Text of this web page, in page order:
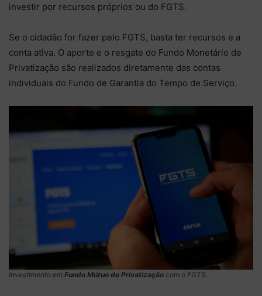
investir por recursos próprios ou do FGTS.
Se o cidadão for fazer pelo FGTS, basta ter recursos e a
conta ativa. O aporte e o resgate do Fundo Monetário de
Privatização são realizados diretamente das contas
individuais do Fundo de Garantia do Tempo de Serviço.
Investimento em Fundo Mútuo de Privatização com o FGTS.